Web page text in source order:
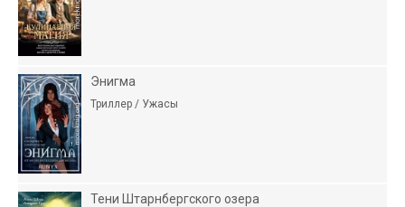
Энигма
Триллер / Ужасы
Тени Штарнбергского озера